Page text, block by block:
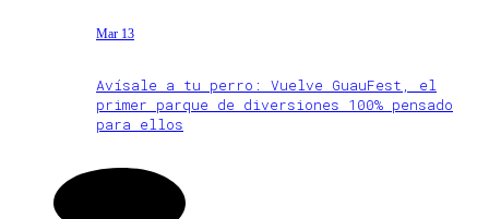
Mar 13
Avísale a tu perro: Vuelve GuauFest, el
primer parque de diversiones 100% pensado
para ellos